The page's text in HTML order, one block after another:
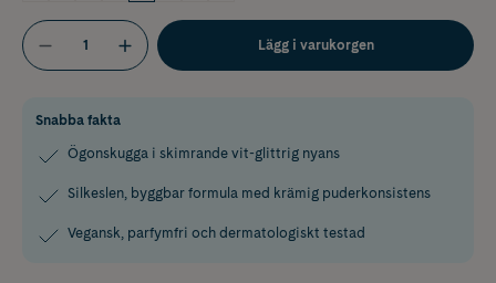
Lägg i varukorgen
Snabba fakta
Ögonskugga i skimrande vit-glittrig nyans
Silkeslen, byggbar formula med krämig puderkonsistens
Vegansk, parfymfri och dermatologiskt testad